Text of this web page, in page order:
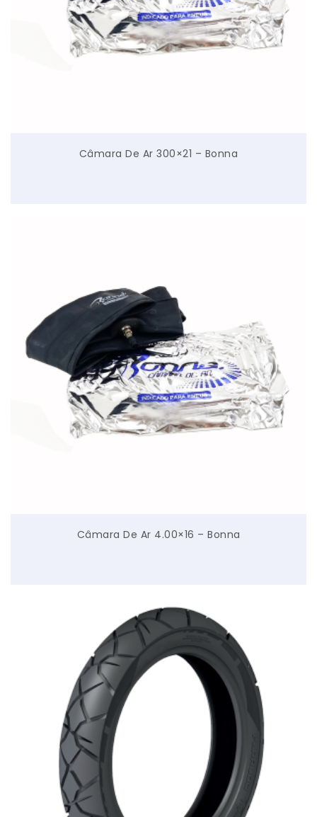
Câmara De Ar 300×21 – Bonna
Câmara De Ar 4.00×16 – Bonna